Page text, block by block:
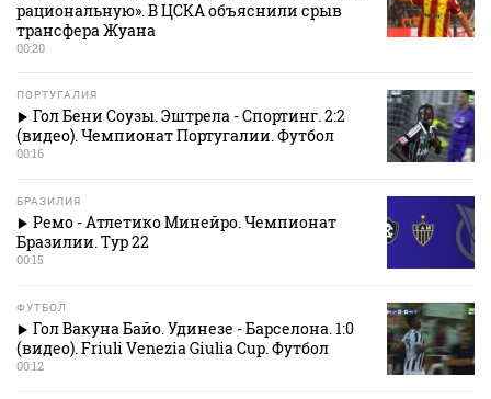
рациональную». В ЦСКА объяснили срыв
трансфера Жуана
00:20
ПОРТУГАЛИЯ
Гол Бени Соузы. Эштрела - Спортинг. 2:2
(видео). Чемпионат Португалии. Футбол
00:16
БРАЗИЛИЯ
Ремо - Атлетико Минейро. Чемпионат
Бразилии. Тур 22
00:15
ФУТБОЛ
Гол Вакуна Байо. Удинезе - Барселона. 1:0
(видео). Friuli Venezia Giulia Cup. Футбол
00:12